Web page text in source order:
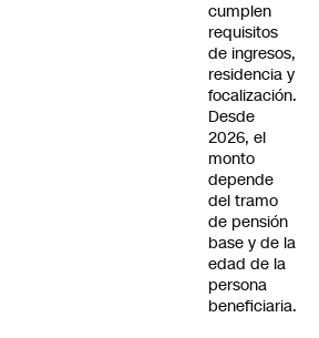
cumplen
requisitos
de ingresos,
residencia y
focalización.
Desde
2026, el
monto
depende
del tramo
de pensión
base y de la
edad de la
persona
beneficiaria.